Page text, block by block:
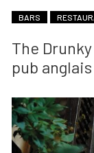
BARS
The
pub